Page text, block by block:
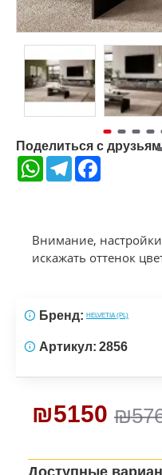
Поделиться с
WhatsAppTelegram
Внимание,
искажать оттенок
₪5150
Бренд: HELVETIA (PL)
Артикул: 2856
Доступные